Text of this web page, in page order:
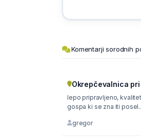
Komentarji sorodnih
Okrepčevalnica
lepo pripravljeno,
gospa ki se zna iti
gregor